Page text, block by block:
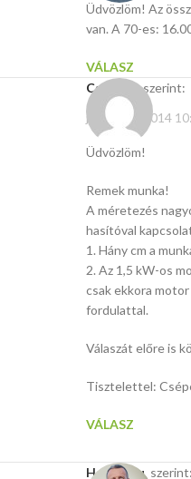
Üdvözlöm! Az
van. A 70-es:
VÁLASZ
csepe43 szerint:
január 16, 2014
Üdvözlöm!
Remek munka!
A méretezés
hasítóval
1. Hány cm a
2. Az 1,5 kW-os
csak ekkora
fordulattal.
Válaszát előre is
Tisztelettel:
VÁLASZ
Hasito.hu szerint: